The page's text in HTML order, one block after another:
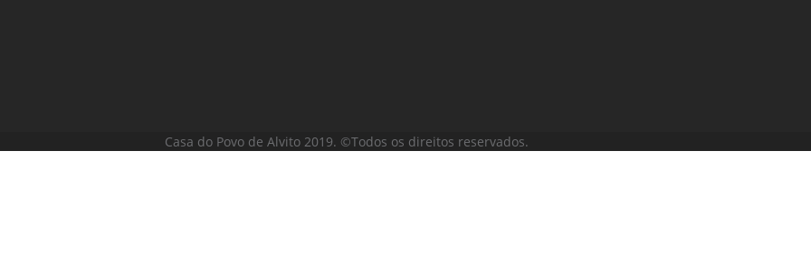
Casa do Povo de Alvito 2019. ©Todos os direitos reservados.